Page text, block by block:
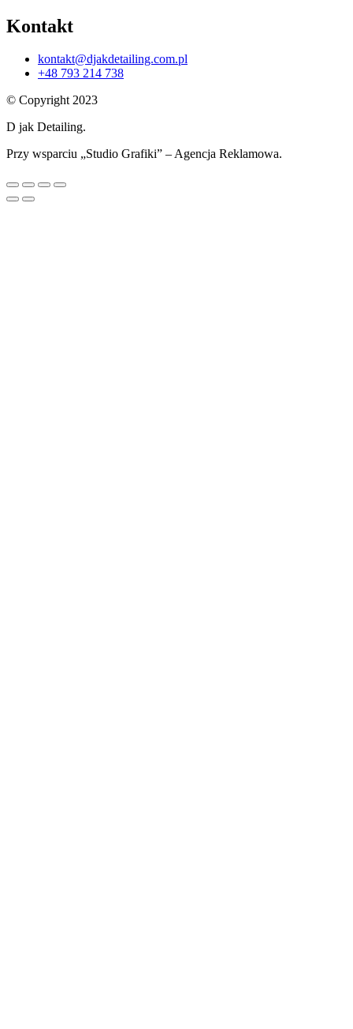
Kontakt
kontakt@djakdetailing.com.pl
+48 793 214 738
© Copyright 2023
D jak Detailing.
Przy wsparciu „Studio Grafiki” – Agencja Reklamowa.